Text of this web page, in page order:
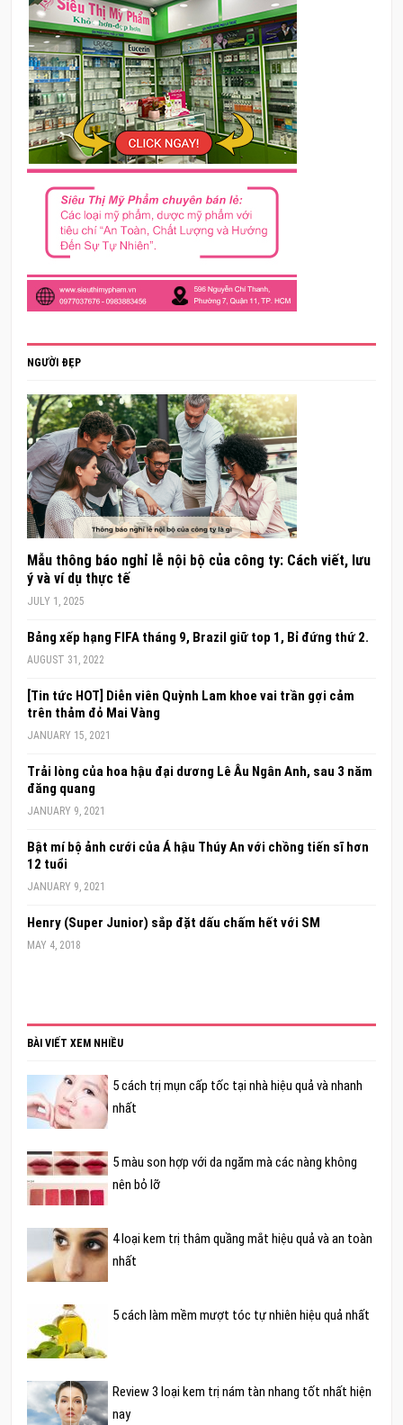
NGƯỜI ĐẸP
Mẫu thông báo nghỉ lễ nội bộ của công ty: Cách viết, lưu
ý và ví dụ thực tế
JULY 1, 2025
Bảng xếp hạng FIFA tháng 9, Brazil giữ top 1, Bỉ đứng thứ 2.
AUGUST 31, 2022
[Tin tức HOT] Diễn viên Quỳnh Lam khoe vai trần gợi cảm
trên thảm đỏ Mai Vàng
JANUARY 15, 2021
Trải lòng của hoa hậu đại dương Lê Âu Ngân Anh, sau 3 năm
đăng quang
JANUARY 9, 2021
Bật mí bộ ảnh cưới của Á hậu Thúy An với chồng tiến sĩ hơn
12 tuổi
JANUARY 9, 2021
Henry (Super Junior) sắp đặt dấu chấm hết với SM
MAY 4, 2018
BÀI VIẾT XEM NHIỀU
5 cách trị mụn cấp tốc tại nhà hiệu quả và nhanh
nhất
5 màu son hợp với da ngăm mà các nàng không
nên bỏ lỡ
4 loại kem trị thâm quầng mắt hiệu quả và an toàn
nhất
5 cách làm mềm mượt tóc tự nhiên hiệu quả nhất
Review 3 loại kem trị nám tàn nhang tốt nhất hiện
nay